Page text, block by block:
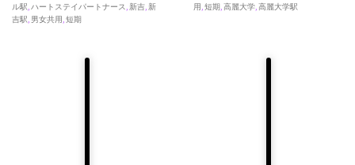
ル駅,ハートステイパートナース,新吉,新
吉駅, 男女共用,短期
用,短期,高麗大学,高麗大学駅